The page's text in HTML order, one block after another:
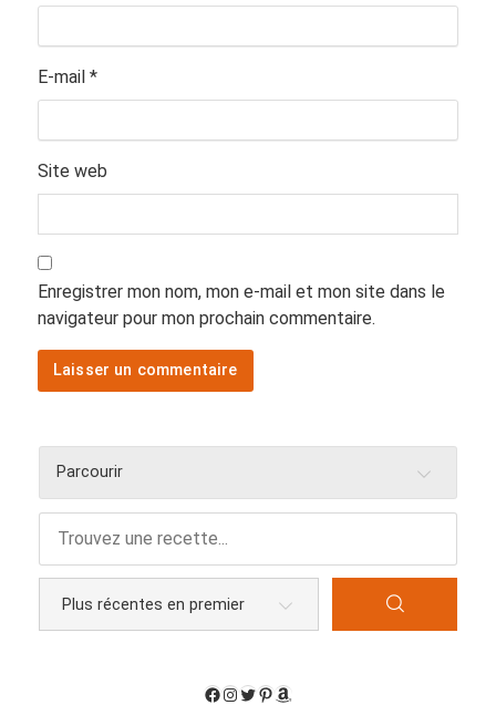
E-mail *
Site web
Enregistrer mon nom, mon e-mail et mon site dans le
navigateur pour mon prochain commentaire.
Parcourir